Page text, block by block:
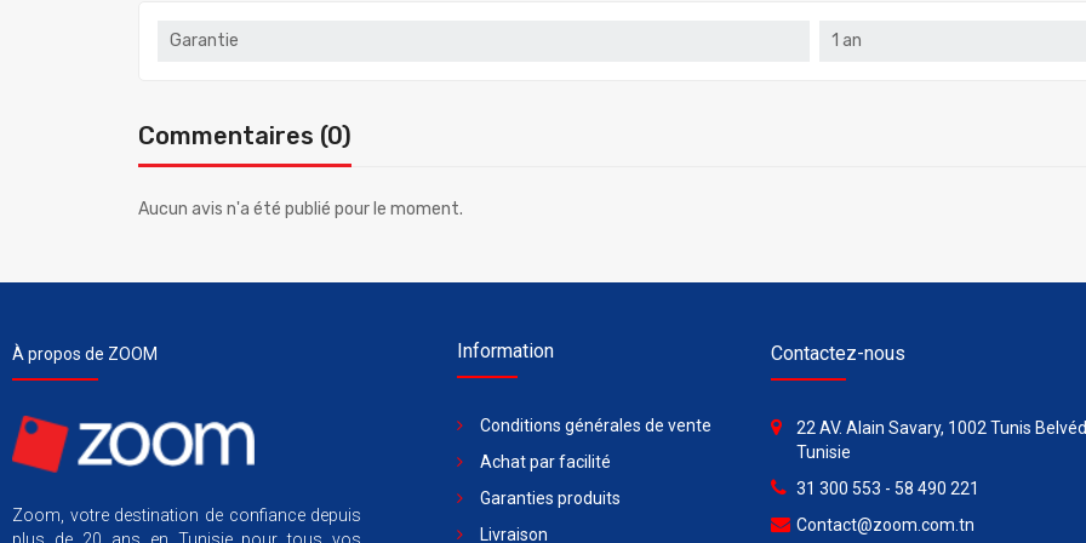
Garantie 1 an
Commentaires (0)
Aucun avis n'a été publié pour le moment.
À propos de ZOOM
Zoom, votre destination de confiance depuis
Information
Conditions générales de vente
Achat par facilité
Garanties produits
Livraison
Contactez-nous
22 AV. Alain Savary, 1002 Tunis
Tunisie
31 300 553 - 58 490 221
Contact@zoom.com.tn